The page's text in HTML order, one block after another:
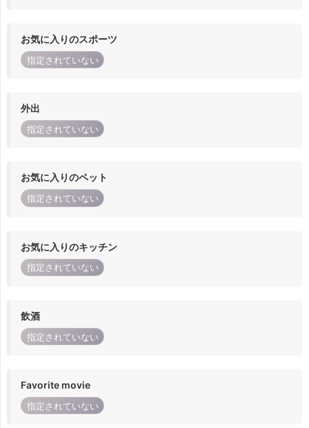
お気に入りのスポーツ
指定されていない
外出
指定されていない
お気に入りのペット
指定されていない
お気に入りのキッチン
指定されていない
飲酒
指定されていない
Favorite movie
指定されていない